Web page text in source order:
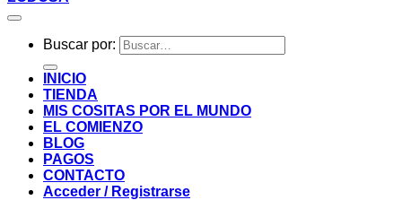
Buscar por:
INICIO
TIENDA
MIS COSITAS POR EL MUNDO
EL COMIENZO
BLOG
PAGOS
CONTACTO
Acceder / Registrarse